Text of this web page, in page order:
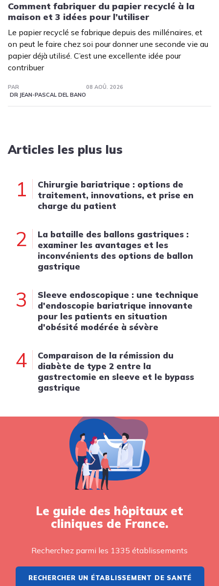
Comment fabriquer du papier recyclé à la
maison et 3 idées pour l’utiliser
Le papier recyclé se fabrique depuis des millénaires, et
on peut le faire chez soi pour donner une seconde vie au
papier déjà utilisé. C’est une excellente idée pour
contribuer
PAR
DR JEAN-PASCAL DEL BANO
08 AOÛ. 2026
Articles les plus lus
1
Chirurgie bariatrique : options de
traitement, innovations, et prise en
charge du patient
2
La bataille des ballons gastriques :
examiner les avantages et les
inconvénients des options de ballon
gastrique
3
Sleeve endoscopique : une technique
d'endoscopie bariatrique innovante
pour les patients en situation
d'obésité modérée à sévère
4
Comparaison de la rémission du
diabète de type 2 entre la
gastrectomie en sleeve et le bypass
gastrique
Le guide des hôpitaux et
cliniques de France.
Recherchez parmi les 1335 établissements
RECHERCHER UN ÉTABLISSEMENT DE SANTÉ